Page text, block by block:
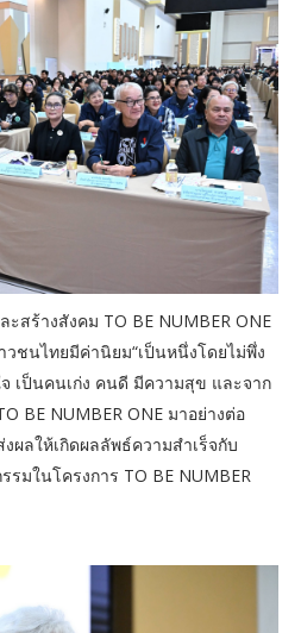
สร้างสังคม TO BE NUMBER ONE
วชนไทยมีค่านิยม“เป็นหนึ่งโดยไม่พึ่ง
เป็นคนเก่ง คนดี มีความสุข และจาก
BE NUMBER ONE มาอย่างต่อ
ผลให้เกิดผลลัพธ์ความสำเร็จกับ
มในโครงการ TO BE NUMBER